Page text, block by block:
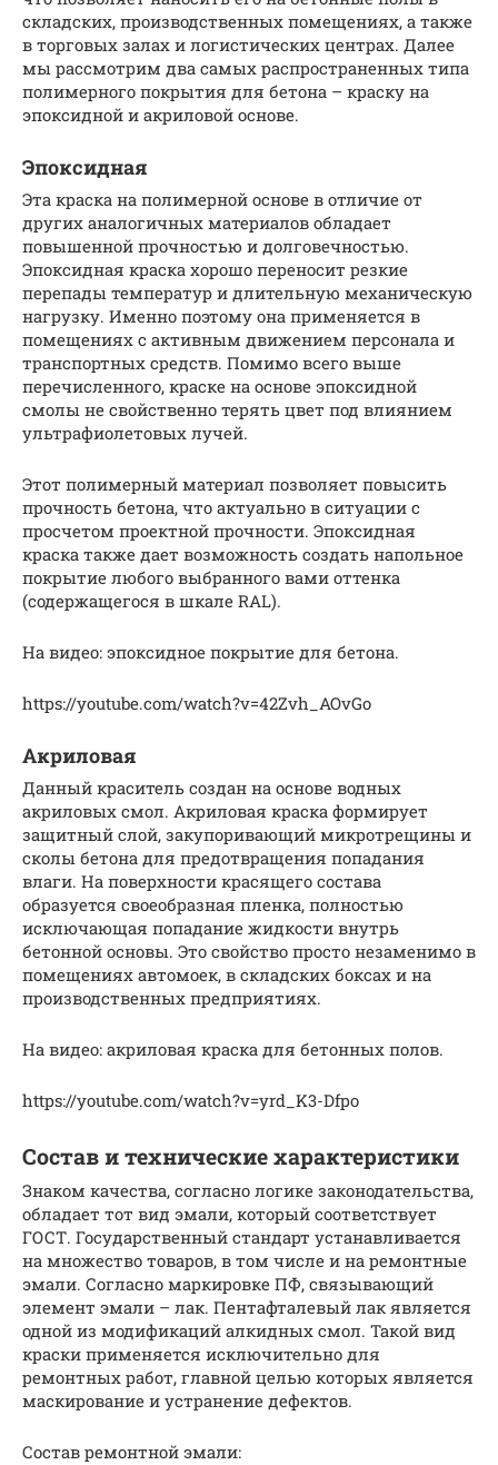
складских, производственных помещениях, а также
в торговых залах и логистических центрах. Далее
мы рассмотрим два самых распространенных типа
полимерного покрытия для бетона – краску на
эпоксидной и акриловой основе.
Эпоксидная
Эта краска на полимерной основе в отличие от
других аналогичных материалов обладает
повышенной прочностью и долговечностью.
Эпоксидная краска хорошо переносит резкие
перепады температур и длительную механическую
нагрузку. Именно поэтому она применяется в
помещениях с активным движением персонала и
транспортных средств. Помимо всего выше
перечисленного, краске на основе эпоксидной
смолы не свойственно терять цвет под влиянием
ультрафиолетовых лучей.
Этот полимерный материал позволяет повысить
прочность бетона, что актуально в ситуации с
просчетом проектной прочности. Эпоксидная
краска также дает возможность создать напольное
покрытие любого выбранного вами оттенка
(содержащегося в шкале RAL).
На видео: эпоксидное покрытие для бетона.
https://youtube.com/watch?v=42Zvh_AOvGo
Акриловая
Данный краситель создан на основе водных
акриловых смол. Акриловая краска формирует
защитный слой, закупоривающий микротрещины и
сколы бетона для предотвращения попадания
влаги. На поверхности красящего состава
образуется своеобразная пленка, полностью
исключающая попадание жидкости внутрь
бетонной основы. Это свойство просто незаменимо в
помещениях автомоек, в складских боксах и на
производственных предприятиях.
На видео: акриловая краска для бетонных полов.
https://youtube.com/watch?v=yrd_K3-Dfpo
Состав и технические характеристики
Знаком качества, согласно логике законодательства,
обладает тот вид эмали, который соответствует
ГОСТ. Государственный стандарт устанавливается
на множество товаров, в том числе и на ремонтные
эмали. Согласно маркировке ПФ, связывающий
элемент эмали – лак. Пентафталевый лак является
одной из модификаций алкидных смол. Такой вид
краски применяется исключительно для
ремонтных работ, главной целью которых является
маскирование и устранение дефектов.
Состав ремонтной эмали: